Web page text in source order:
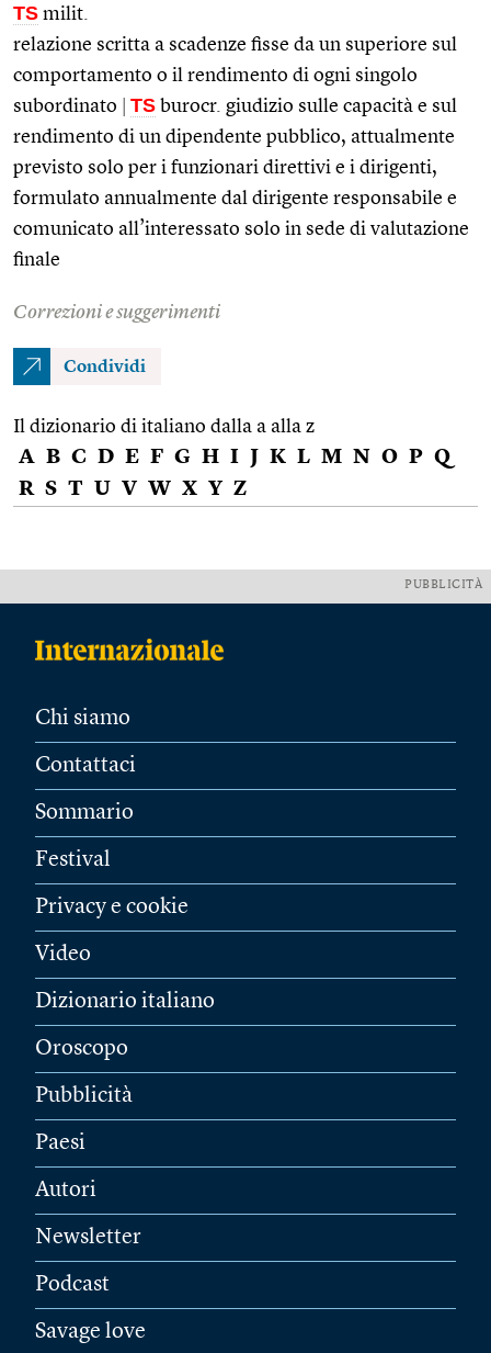
TS milit.
relazione scritta a scadenze fisse da un superiore sul
comportamento o il rendimento di ogni singolo
subordinato
TS burocr. giudizio sulle capacità e sul
rendimento di un dipendente pubblico, attualmente
previsto solo per i funzionari direttivi e i dirigenti,
formulato annualmente dal dirigente responsabile e
comunicato all’interessato solo in sede di valutazione
finale
Correzioni e suggerimenti
Condividi
Il dizionario di italiano dalla a alla z
A B C D E F G H I J K L M N O P Q
R S T U V W X Y Z
PUBBLICITÀ
Chi siamo
Contattaci
Sommario
Festival
Privacy e cookie
Video
Dizionario italiano
Oroscopo
Pubblicità
Paesi
Autori
Newsletter
Podcast
Savage love